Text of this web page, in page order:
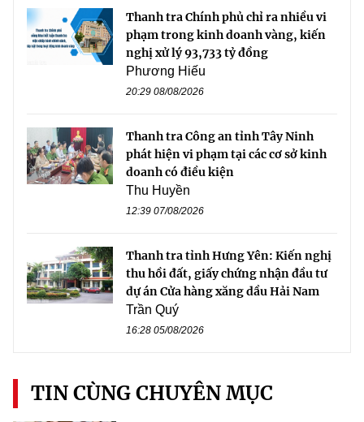
Thanh tra Chính phủ chỉ ra nhiều vi
phạm trong kinh doanh vàng, kiến
nghị xử lý 93,733 tỷ đồng
Phương Hiếu
20:29 08/08/2026
Thanh tra Công an tỉnh Tây Ninh
phát hiện vi phạm tại các cơ sở kinh
doanh có điều kiện
Thu Huyền
12:39 07/08/2026
Thanh tra tỉnh Hưng Yên: Kiến nghị
thu hồi đất, giấy chứng nhận đầu tư
dự án Cửa hàng xăng dầu Hải Nam
Trần Quý
16:28 05/08/2026
TIN CÙNG CHUYÊN MỤC